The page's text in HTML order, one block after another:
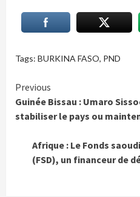
Tags: BURKINA FASO, PND
Continue
Reading
Previous
Guinée Bissau : Umaro
stabiliser le pays ou
Afrique : Le Fonds
(FSD), un financeur de